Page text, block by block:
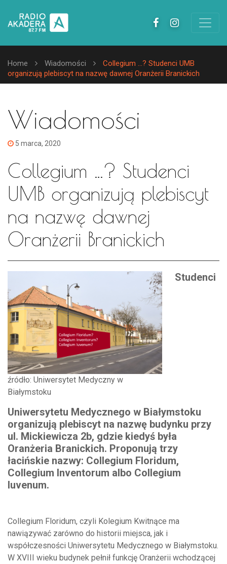
Home Wiadomości
Collegium …? Studenci UMB
organizują plebiscyt na nazwę dawnej Oranżerii Branickich
Wiadomości
5 marca, 2020
Collegium …? Studenci
UMB organizują plebiscyt
na nazwę dawnej
Oranżerii Branickich
źródło: Uniwersytet Medyczny w
Białymstoku
Studenci
Uniwersytetu Medycznego w Białymstoku
organizują plebiscyt na nazwę budynku przy
ul. Mickiewicza 2b, gdzie kiedyś była
Oranżeria Branickich. Proponują trzy
łacińskie nazwy: Collegium Floridum,
Collegium Inventorum albo Collegium
Iuvenum.
Collegium Floridum, czyli Kolegium Kwitnące ma
nawiązywać zarówno do historii miejsca, jak i
współczesności Uniwersytetu Medycznego w Białymstoku.
W XVIII wieku budynek pełnił funkcję Oranżerii wchodzącej